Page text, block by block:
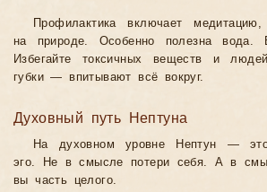
Профилактика включает
на природе. Особенно полезна вода.
Избегайте токсичных веществ и
губки — впитывают всё вокруг.
Духовный путь Нептуна
На духовном уровне Нептун — это
эго. Не в смысле потери себя. А в
вы часть целого.